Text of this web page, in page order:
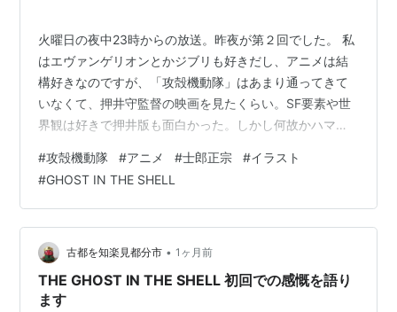
火曜日の夜中23時からの放送。昨夜が第２回でした。 私
はエヴァンゲリオンとかジブリも好きだし、アニメは結
構好きなのですが、「攻殻機動隊」はあまり通ってきて
いなくて、押井守監督の映画を見たくらい。SF要素や世
界観は好きで押井版も面白かった。しかし何故かハマっ
なかったからだと思うけど。 今回のアニメシリーズのタ
イミングもあって、原作者の士郎正宗さんの展覧会など
も開かれているようなんですが、私がお世話になってい
る日経サイエンスでも別冊が作られました。 SFを科学す
る 士郎正宗を作るには | 日経サイエンス この中で私が以
前「パズルの国のアリス」の連載…
#攻殻機動隊 #アニメ #士郎正宗 #イラスト
#GHOST IN THE SHELL
古都を知楽見都分市 • 1ヶ月前
THE GHOST IN THE SHELL 初回での感慨を語り
ます